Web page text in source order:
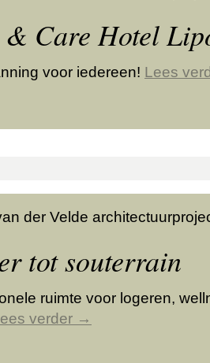
& Care Hotel
voor iedereen! Lees
der Velde
tot souterrain
ruimte voor logeren,
verder →